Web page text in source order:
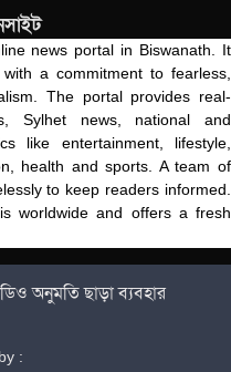
news portal in Biswanath. It
a commitment to fearless,
The portal provides real-
Sylhet news, national and
like entertainment, lifestyle,
health and sports. A team of
to keep readers informed.
worldwide and offers a fresh
অনুমতি ছাড়া ব্যবহার
: